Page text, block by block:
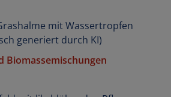
Biomassemischungen